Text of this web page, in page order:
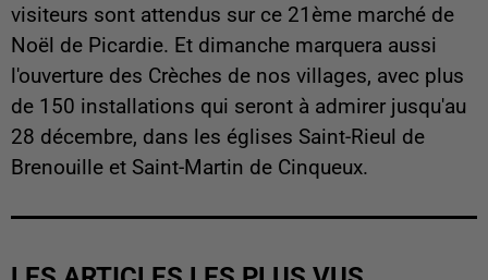
visiteurs sont attendus sur ce 21ème marché de
Noël de Picardie. Et dimanche marquera aussi
l'ouverture des Crèches de nos villages, avec plus
de 150 installations qui seront à admirer jusqu'au
28 décembre, dans les églises Saint-Rieul de
Brenouille et Saint-Martin de Cinqueux.